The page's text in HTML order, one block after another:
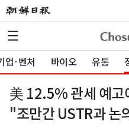
업·벤처 바이오 유통
美 12.5% 관세 예
"조만간 USTR과 논